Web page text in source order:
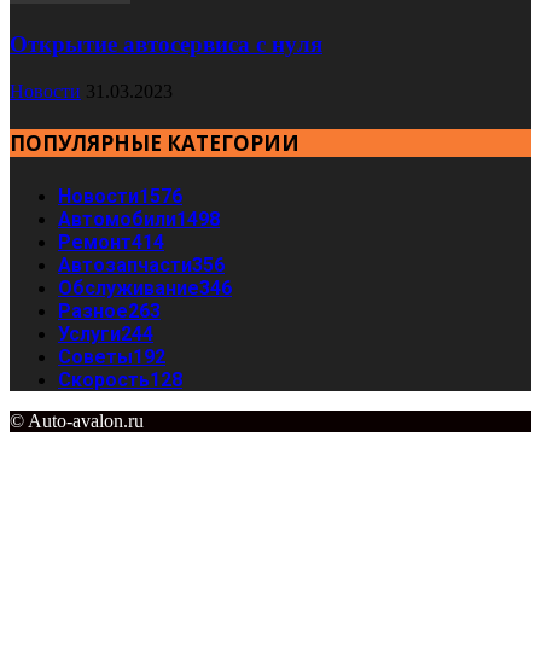
Открытие автосервиса с нуля
Новости 31.03.2023
ПОПУЛЯРНЫЕ КАТЕГОРИИ
Новости1576
Автомобили1498
Ремонт414
Автозапчасти356
Обслуживание346
Разное263
Услуги244
Советы192
Скорость128
© Auto-avalon.ru